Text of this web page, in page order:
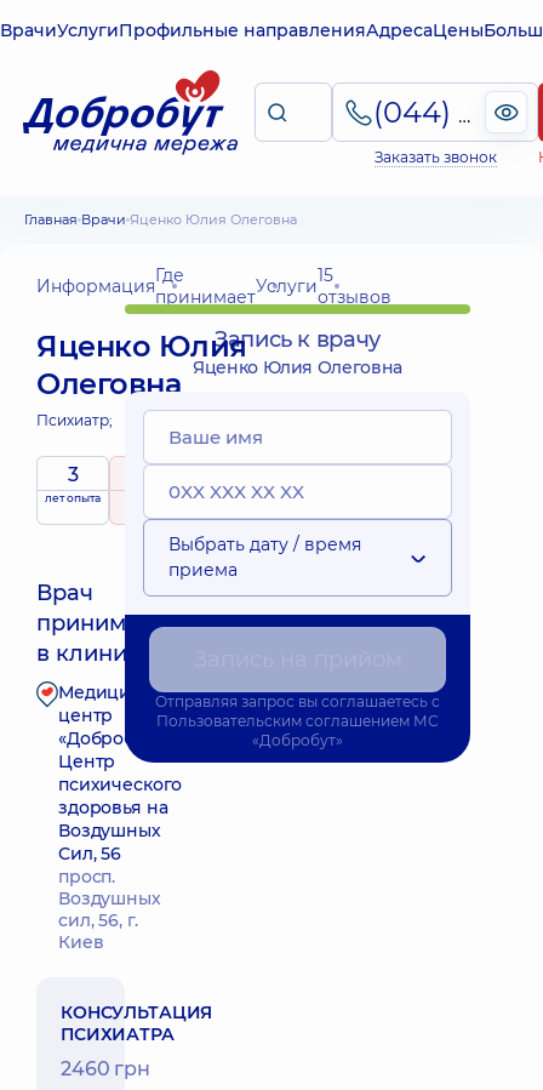
ВрачиУслугиПрофильные направленияАдресаЦены
(044) 495-2-888
Заказать звонок
Главная Врачи Яценко Юлия Олеговна
ИнформацияГде
принимаетУслуги15
отзывов
Яценко Юлия
Олеговна
Психиатр;
3
лет опыта рейтингна основе
Врач
принимает
в клинике
Ближайшее время приема: 13.08.2026 16:00
Медицинский
центр
«Добробут».
Центр
психического
здоровья на
Воздушных
Сил, 56
просп.
Воздушных
сил, 56, г.
Киев
Запись к врачу
КОНСУЛЬТАЦИЯ
ПСИХИАТРА
2460 грн
Запись к врачу
Яценко Юлия Олеговна
Выбрать дату / время
приема
Отправляя запрос вы соглашаетесь с
Пользовательским соглашением МС
«Добробут»